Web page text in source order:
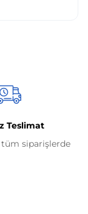
Teslimat
tüm siparişlerde